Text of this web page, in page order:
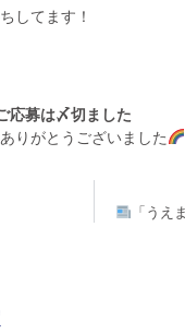
してます！
は〆切ました
りがとうございました
「うえまち